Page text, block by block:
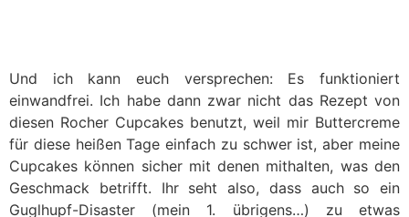
Und ich kann euch versprechen: Es funktioniert
einwandfrei. Ich habe dann zwar nicht das Rezept von
diesen Rocher Cupcakes benutzt, weil mir Buttercreme
für diese heißen Tage einfach zu schwer ist, aber meine
Cupcakes können sicher mit denen mithalten, was den
Geschmack betrifft. Ihr seht also, dass auch so ein
Guglhupf-Disaster (mein 1. übrigens…) zu etwas